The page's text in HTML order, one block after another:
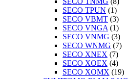
SECO TPUN (1)
SECO VBMT (3)
SECO VNGA (1)
SECO VNMG (3)
SECO WNMG (7)
SECO XNEX (7)
SECO XOEX (4)
SECO XOMX (19)